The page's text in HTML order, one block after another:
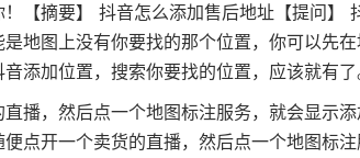
【摘要】 抖音怎么添加售后地址【提问】
地图上没有你要找的那个位置，你可以先
添加位置，搜索你要找的位置，应该就有了
播，然后点一个地图标注服务，就会显示
点开一个卖货的直播，然后点一个地图标